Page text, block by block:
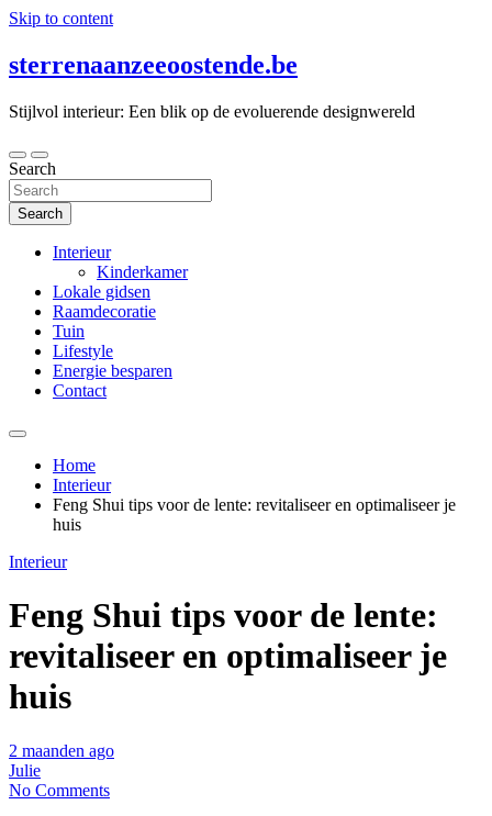
Skip to content
sterrenaanzeeoostende.be
Stijlvol interieur: Een blik op de evoluerende designwereld
Search
Search
Interieur
Kinderkamer
Lokale gidsen
Raamdecoratie
Tuin
Lifestyle
Energie besparen
Contact
Home
Interieur
Feng Shui tips voor de lente: revitaliseer en optimaliseer je
huis
Interieur
Feng Shui tips voor de lente:
revitaliseer en optimaliseer je
huis
2 maanden ago
Julie
No Comments